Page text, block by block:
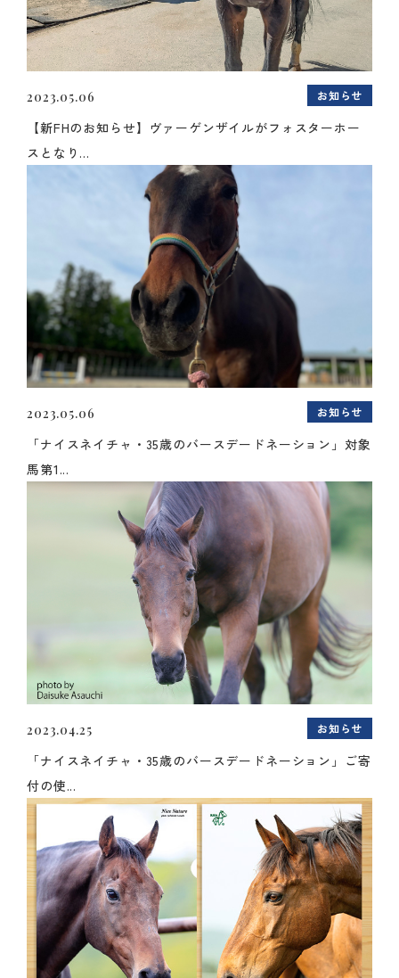
2023.05.06 お知らせ
【新FHのお知らせ】ヴァーゲンザイルがフォスターホー
スとなり...
2023.05.06 お知らせ
「ナイスネイチャ・35歳のバースデードネーション」対象
馬第1...
2023.04.25 お知らせ
「ナイスネイチャ・35歳のバースデードネーション」ご寄
付の使...